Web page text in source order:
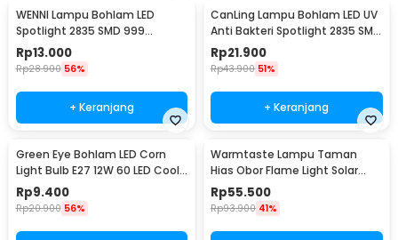
WENNI Lampu Bohlam LED
Spotlight 2835 SMD 999
Lumens 180 Degree 9W E27
Rp13.000
Rp28.900 56%
+ Keranjang
CanLing Lampu Bohlam LED UV
Anti Bakteri Spotlight 2835 SMD
220V E27 - D3-F3-01
Rp21.900
Rp43.900 51%
+ Keranjang
Green Eye Bohlam LED Corn
Light Bulb E27 12W 60 LED Cool
White - E262
Rp9.400
Rp20.900 56%
Warmtaste Lampu Taman
Hias Obor Flame Light Solar
IP65 Warm White - YMJ010
Rp55.500
Rp93.900 41%